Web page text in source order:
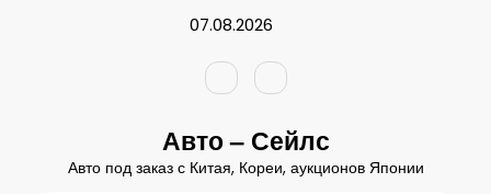
07.08.2026
Авто – Сейлс
Авто под заказ с Китая, Кореи, аукционов Японии